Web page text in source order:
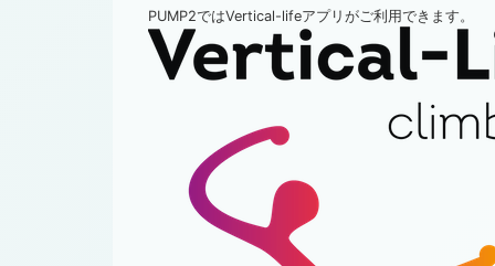
PUMP2ではVertical-lifeアプリがご利用できます。